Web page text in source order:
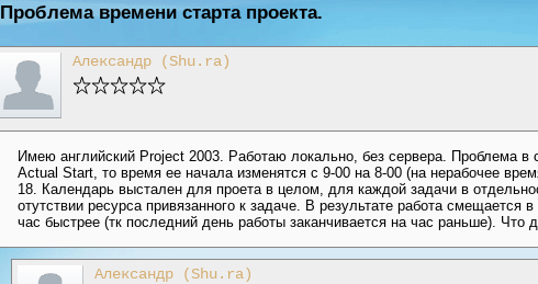
Проблема времени старта проекта.
Александр (Shu.ra)
Имею английский Project 2003. Работаю локально, без сервера. Проблема
Actual Start, то время ее начала изменятся с 9-00 на 8-00 (на нерабочее
18. Календарь выстален для проета в целом, для каждой задачи в
отутствии ресурса привязанного к задаче. В результате работа
час быстрее (тк последний день работы заканчивается на час раньше). Что
Александр (Shu.ra)